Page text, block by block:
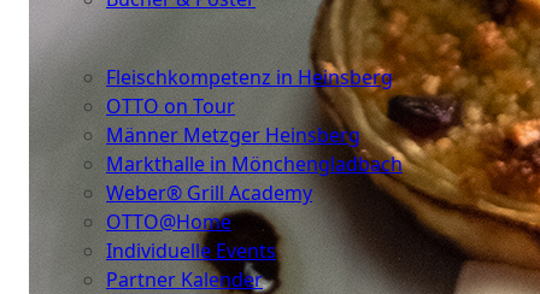
Events
Fleischkompetenz in Heinsberg
OTTO on Tour
Männer Metzger Heinsberg
Markthalle in Mönchengladbach
Weber® Grill Academy
OTTO@Home
Individuelle Events
Partner Kalender